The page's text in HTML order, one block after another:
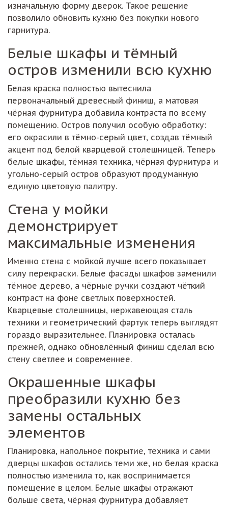
изначальную форму дверок. Такое решение
позволило обновить кухню без покупки нового
гарнитура.
Белые шкафы и тёмный
остров изменили всю кухню
Белая краска полностью вытеснила
первоначальный древесный финиш, а матовая
чёрная фурнитура добавила контраста по всему
помещению. Остров получил особую обработку:
его окрасили в тёмно-серый цвет, создав тёмный
акцент под белой кварцевой столешницей. Теперь
белые шкафы, тёмная техника, чёрная фурнитура и
угольно-серый остров образуют продуманную
единую цветовую палитру.
Стена у мойки
демонстрирует
максимальные изменения
Именно стена с мойкой лучше всего показывает
силу перекраски. Белые фасады шкафов заменили
тёмное дерево, а чёрные ручки создают чёткий
контраст на фоне светлых поверхностей.
Кварцевые столешницы, нержавеющая сталь
техники и геометрический фартук теперь выглядят
гораздо выразительнее. Планировка осталась
прежней, однако обновлённый финиш сделал всю
стену светлее и современнее.
Окрашенные шкафы
преобразили кухню без
замены остальных
элементов
Планировка, напольное покрытие, техника и сами
дверцы шкафов остались теми же, но белая краска
полностью изменила то, как воспринимается
помещение в целом. Белые шкафы отражают
больше света, чёрная фурнитура добавляет